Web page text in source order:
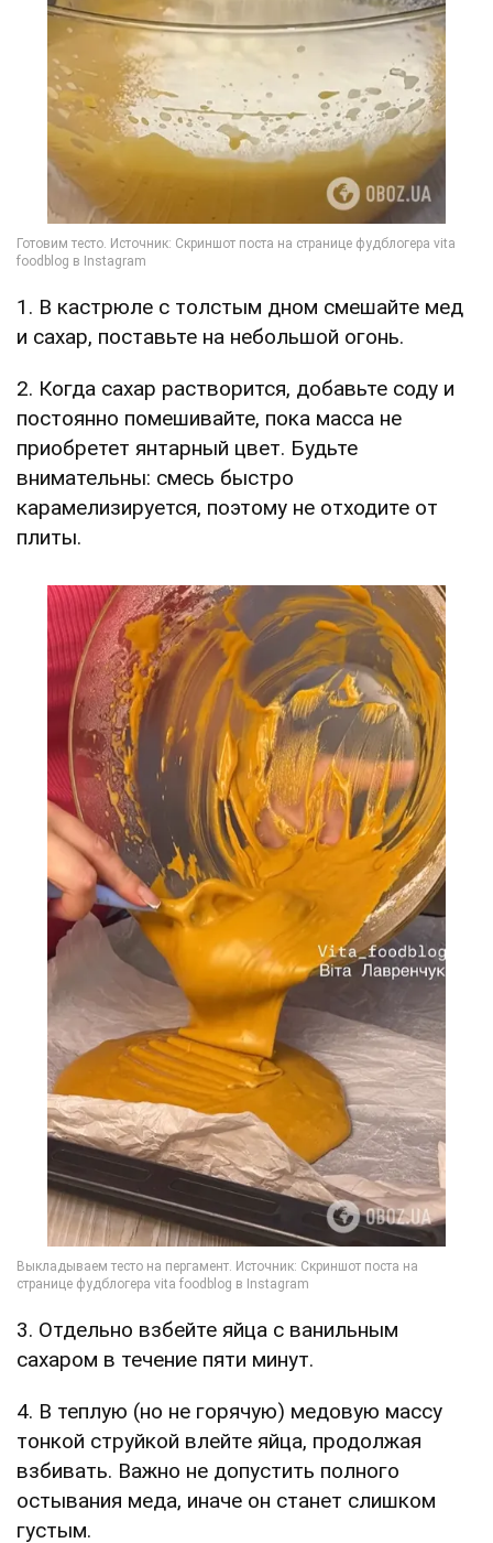
1. В кастрюле с толстым дном смешайте мед
и сахар, поставьте на небольшой огонь.
2. Когда сахар растворится, добавьте соду и
постоянно помешивайте, пока масса не
приобретет янтарный цвет. Будьте
внимательны: смесь быстро
карамелизируется, поэтому не отходите от
плиты.
3. Отдельно взбейте яйца с ванильным
сахаром в течение пяти минут.
4. В теплую (но не горячую) медовую массу
тонкой струйкой влейте яйца, продолжая
взбивать. Важно не допустить полного
остывания меда, иначе он станет слишком
густым.